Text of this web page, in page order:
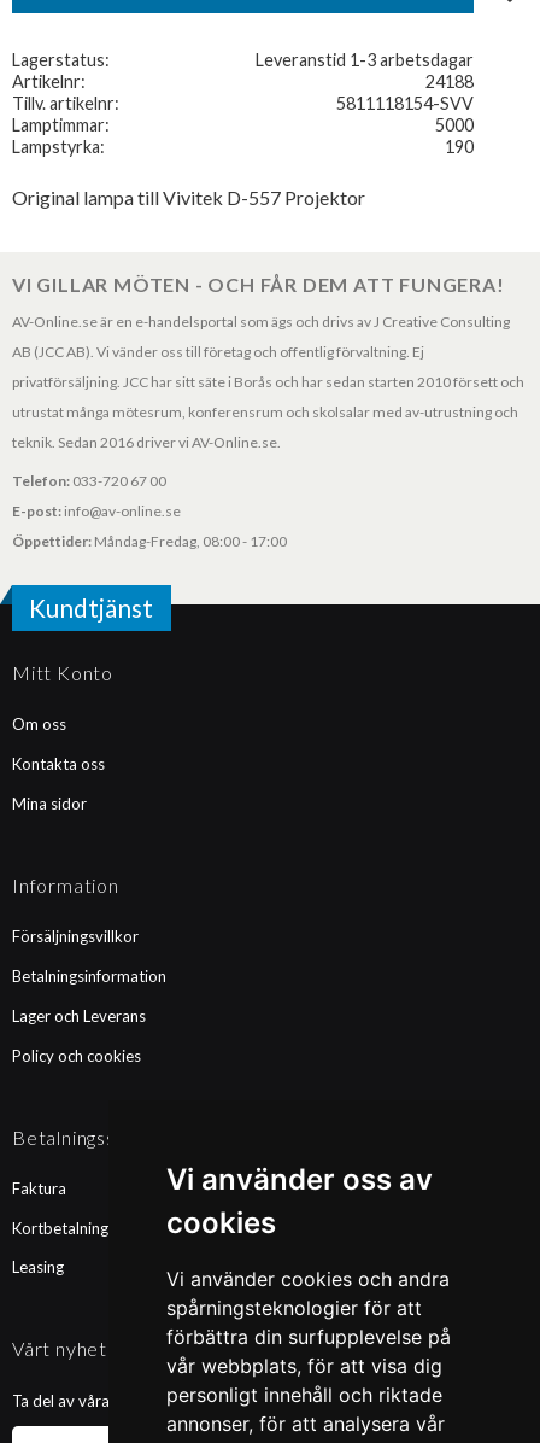
Vi använder oss av
cookies
Vi använder cookies och andra
spårningsteknologier för att
förbättra din surfupplevelse på
vår webbplats, för att visa dig
personligt innehåll och riktade
annonser, för att analysera vår
Lagerstatus
Leveranstid 1-3 arbetsdagar
Artikelnr
24188
Tillv. artikelnr
5811118154-SVV
Lamptimmar
5000
Lampstyrka
190
Original lampa till Vivitek D-557 Projektor
VI GILLAR MÖTEN - OCH FÅR DEM ATT FUNGERA!
AV-Online.se är en e-handelsportal som ägs och drivs av J Creative Consulting
AB (JCC AB). Vi vänder oss till företag och offentlig förvaltning. Ej
privatförsäljning. JCC har sitt säte i Borås och har sedan starten 2010 försett och
utrustat många mötesrum, konferensrum och skolsalar med av-utrustning och
teknik. Sedan 2016 driver vi AV-Online.se.
Telefon: 033-720 67 00
E-post: info@av-online.se
Öppettider: Måndag-Fredag, 08:00 - 17:00
Kundtjänst
Mitt Konto
Om oss
Kontakta oss
Mina sidor
Information
Försäljningsvillkor
Betalningsinformation
Lager och Leverans
Policy och cookies
Betalningssätt
Faktura
Kortbetalning
Leasing
Vårt nyhetsbrev
Ta del av våra nyheter och kampanjer. Fyll i din mailadress nedan!